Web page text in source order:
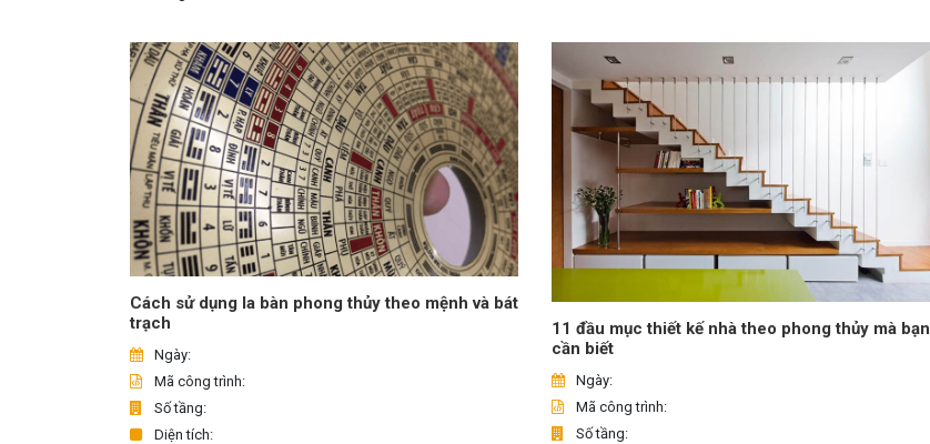
Cách sử dụng la bàn phong thủy theo mệnh và bát
trạch
Ngày:
Mã công trình:
Số tầng:
Diện tích:
11 đầu mục thiết kế nhà theo phong thủy mà bạn
cần biết
Ngày:
Mã công trình:
Số tầng: